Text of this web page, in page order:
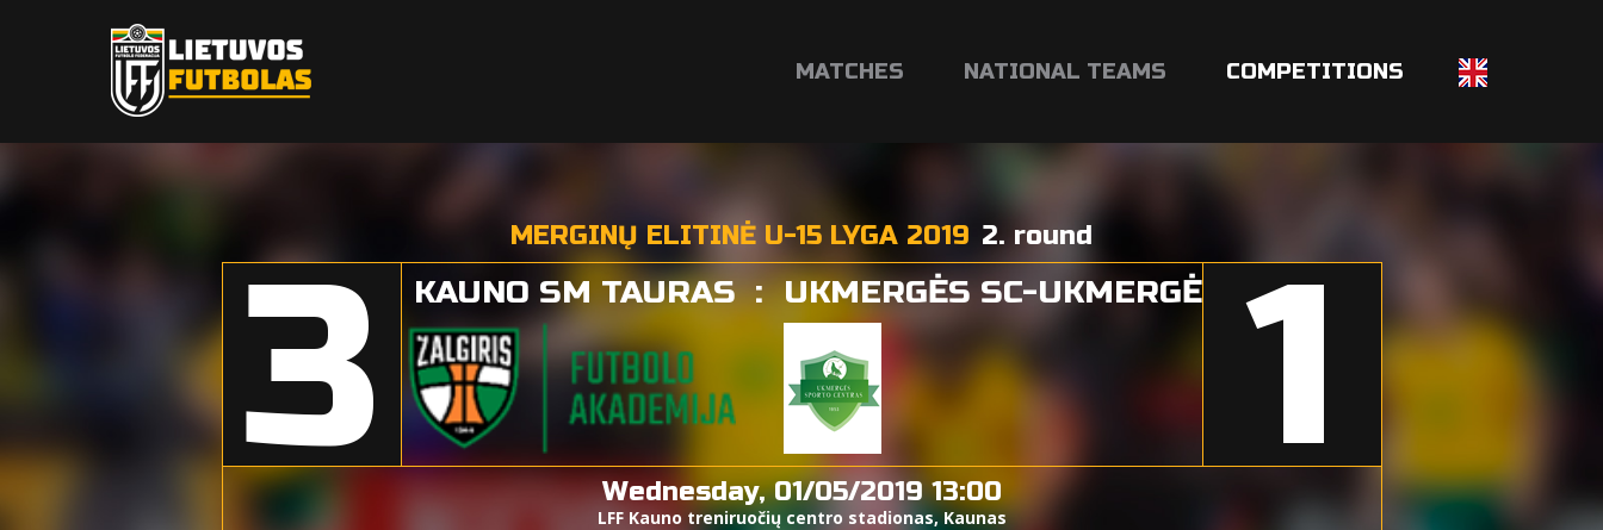
MATCHES NATIONAL TEAMS COMPETITIONS
MERGINŲ ELITINĖ U-15 LYGA 2019 2. round
3 KAUNO SM TAURAS : UKMERGĖS SC-UKMERGĖ 1
Wednesday, 01/05/2019 13:00
LFF Kauno treniruočių centro stadionas, Kaunas